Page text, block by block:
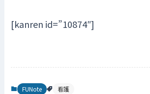
[kanren id=”10874″]
FUNote 看護